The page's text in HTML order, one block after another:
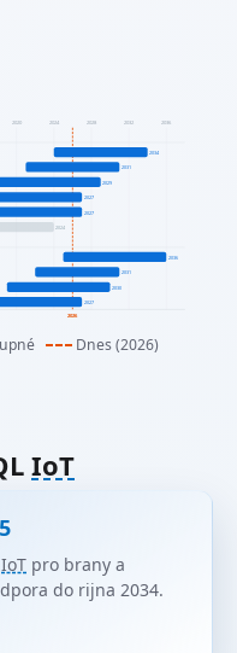
2020 2024 2028 2032 2036
2026
2034
2031
2029
2027
2027
2024
2036
2031
2030
2027
Dnes (2026)
IoT
IoT pro brany a
do rijna 2034.